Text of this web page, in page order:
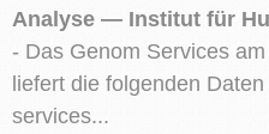
Analyse — Institut für
- Das Genom Services
liefert die folgenden
services...